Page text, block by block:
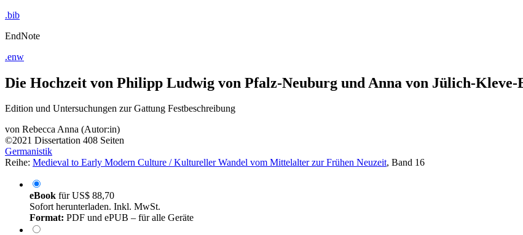
.bib
EndNote
.enw
Die Hochzeit von Philipp Ludwig von Pfalz-Neuburg und Anna von Jülich-Kleve-
Edition und Untersuchungen zur Gattung Festbeschreibung
von Rebecca Anna (Autor:in)
©2021 Dissertation 408 Seiten
Germanistik
Reihe: Medieval to Early Modern Culture / Kultureller Wandel vom Mittelalter zur Frühen Neuzeit, Band 16
eBook fürUS$ 88,70
Sofort herunterladen. Inkl. MwSt.
Format: PDF und ePUB – für alle Geräte